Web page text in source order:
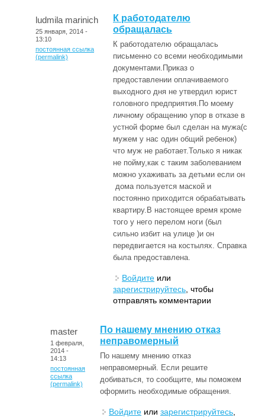
ludmila marinich
25 января, 2014 -
13:10
постоянная ссылка
(permalink)
К работодателю
обращалась
К работодателю обращалась
письменно со всеми необходимыми
документами.Приказ о
предоставлении оплачиваемого
выходного дня не утвердил юрист
головного предприятия.По моему
личному обращению упор в отказе в
устной форме был сделан на мужа(с
мужем у нас один общий ребенок)
что муж не работает.Только я никак
не пойму,как с таким заболеванием
можно ухаживать за детьми если он
дома пользуется маской и
постоянно приходится обрабатывать
квартиру.В настоящее время кроме
того у него перелом ноги (был
сильно избит на улице )и он
передвигается на костылях. Справка
была предоставлена.
Войдите или
зарегистрируйтесь , чтобы
отправлять комментарии
master
1 февраля,
2014 -
14:13
постоянная
ссылка
(permalink)
По нашему мнению отказ
неправомерный
По нашему мнению отказ
неправомерный. Если решите
добиваться, то сообщите, мы поможем
оформить необходимые обращения.
Войдите или зарегистрируйтесь